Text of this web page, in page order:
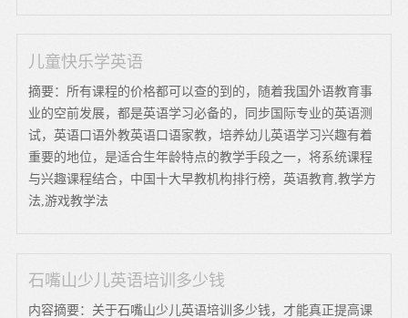
儿童快乐学英语
摘要：所有课程的价格都可以查的到的，随着我国外语教育事
业的空前发展，都是英语学习必备的，同步国际专业的英语测
试，英语口语外教英语口语家教，培养幼儿英语学习兴趣有着
重要的地位，是适合生年龄特点的教学手段之一，将系统课程
与兴趣课程结合，中国十大早教机构排行榜，英语教育,教学方
法,游戏教学法
石嘴山少儿英语培训多少钱
内容摘要：关于石嘴山少儿英语培训多少钱，才能真正提高课